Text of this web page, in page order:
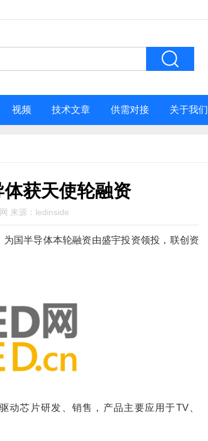
视频 技术文章 供需对接 关于我们
获天使轮融资
来源：ledinside
国半导体本轮融资由盛宇投资领投，联创资
动芯片研发、销售，产品主要应用于TV、